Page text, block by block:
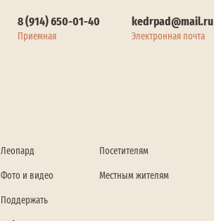
8 (914) 650-01-40
Приемная
kedrpad@mail.ru
Электронная почта
Леопард
Фото и видео
Поддержать
Посетителям
Местным жителям